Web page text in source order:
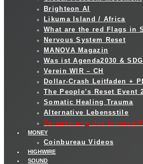
Brighteon AI
Likuma Island / Africa
What are the red Flags in
Nervous System Reset
MANOVA Magazin
Was ist Agenda2030 &
Verein WIR – CH
Dollar-Crash Leitfaden +
The People’s Reset Event
Somatic Healing Trauma
Alternative Lebensstile
Verankerung des inneren
MONEY
Coinbureau Videos
HIGHWIRE
SOUND